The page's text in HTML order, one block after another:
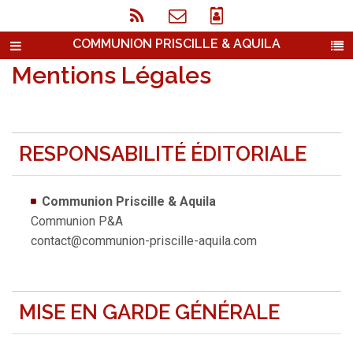
COMMUNION PRISCILLE & AQUILA
Mentions Légales
RESPONSABILITÉ ÉDITORIALE
Communion Priscille & Aquila
Communion P&A
contact@communion-priscille-aquila.com
MISE EN GARDE GÉNÉRALE